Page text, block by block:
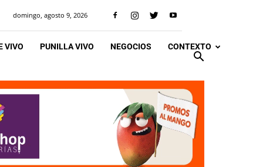
domingo, agosto 9, 2026
VIVO PUNILLA VIVO NEGOCIOS CONTEXTO